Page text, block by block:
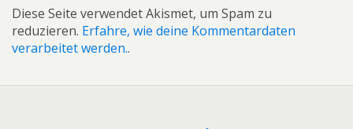
Diese Seite verwendet Akismet, um Spam zu
reduzieren. Erfahre, wie deine Kommentardaten
verarbeitet werden..